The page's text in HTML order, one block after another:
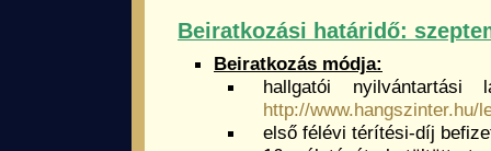
Beiratkozási határidő:
Beiratkozás módja:
hallgatói nyilvántartási
http://www.hangszinter.hu/
első félévi térítési-díj